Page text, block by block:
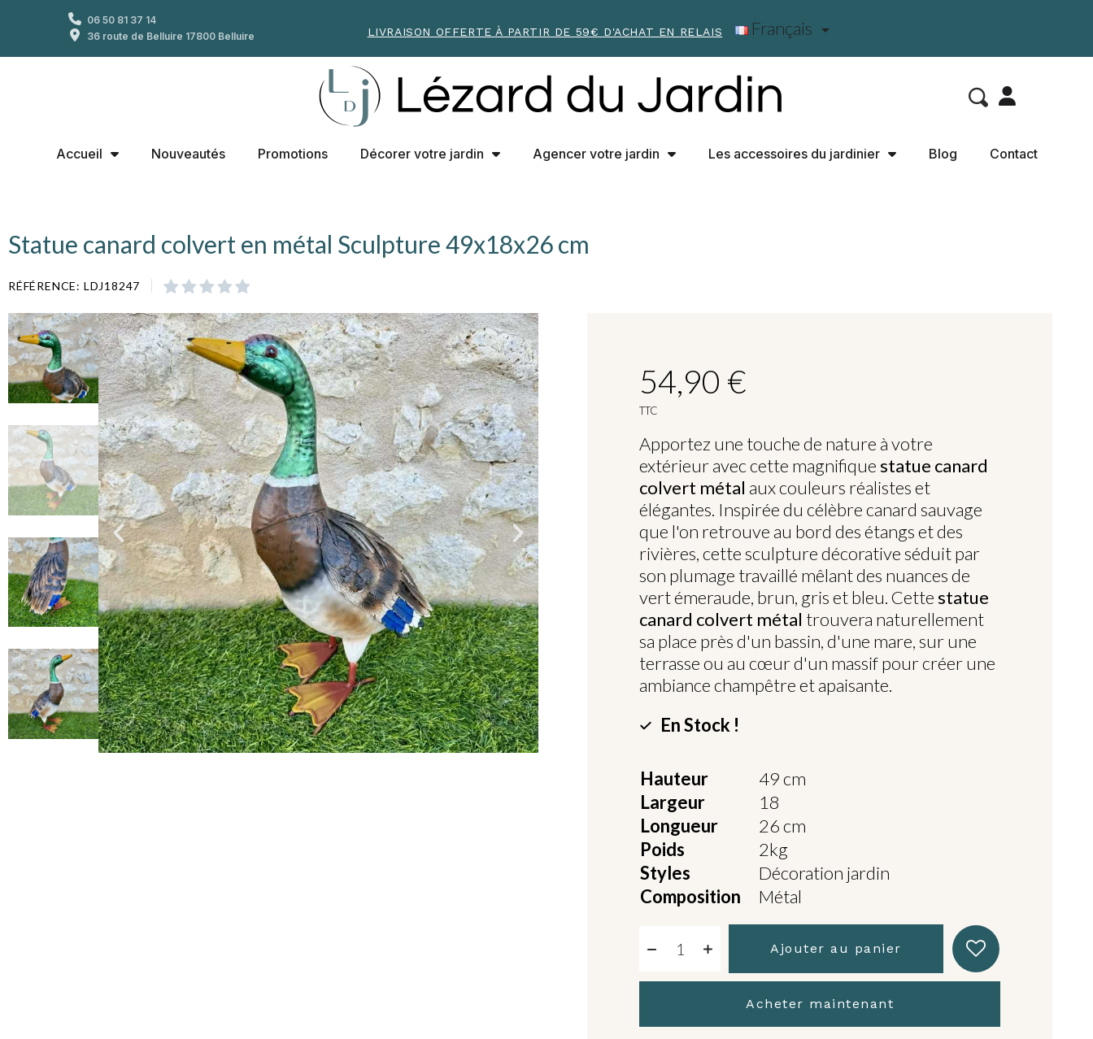
06 50 81 37 14
36 route de Belluire 17800 Belluire
LIVRAISON OFFERTE À PARTIR DE 59€ D'ACHAT EN RELAIS Français 
Accueil Nouveautés Promotions Décorer votre jardin Agencer votre jardin Les accessoires du jardinier Blog Contact
Statue canard colvert en métal Sculpture 49x18x26 cm
RÉFÉRENCE LDJ18247     
54,90 €
TTC
Apportez une touche de nature à votre
extérieur avec cette magnifiquestatue canard
colvert métal aux couleurs réalistes et
élégantes. Inspirée du célèbre canard sauvage
que l'on retrouve au bord des étangs et des
rivières, cette sculpture décorative séduit par
son plumage travaillé mêlant des nuances de
vert émeraude, brun, gris et bleu. Cettestatue
canard colvert métal trouvera naturellement
sa place près d'un bassin, d'une mare, sur une
terrasse ou au cœur d'un massif pour créer une
ambiance champêtre et apaisante.
En Stock !
Hauteur
49 cm
Largeur
18
Longueur
26 cm
Poids
2kg
Styles
Décoration jardin
Composition
Métal
Ajouter au panier
Acheter maintenant